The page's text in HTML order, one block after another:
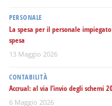
PERSONALE
La spesa per il personale
spesa
13 Maggio 2026
CONTABILITÀ
Accrual: al via l’invio degli schemi
6 Maggio 2026